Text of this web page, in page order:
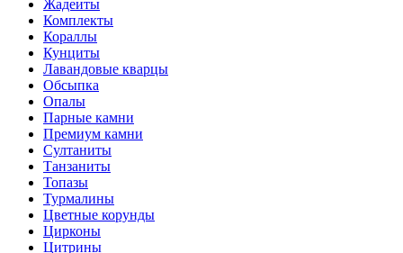
Жадеиты
Комплекты
Кораллы
Кунциты
Лавандовые кварцы
Обсыпка
Опалы
Парные камни
Премиум камни
Султаниты
Танзаниты
Топазы
Турмалины
Цветные корунды
Цирконы
Цитрины